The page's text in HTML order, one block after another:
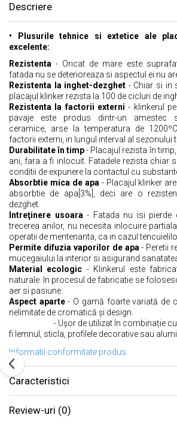
Descriere
• Plusurile tehnice si extetice ale
excelente:
Rezistenta - Oricat de mare este
fatada nu se deterioreaza si aspectul ei nu
Rezistenta la inghet-dezghet - Chiar si in
placajul klinker rezista la 100 de cicluri de
Rezistenta la factorii externi - klinkerul
pavaje este produs dintr-un amestec
ceramice, arse la temperatura de
factorii externi, in lungul interval al sezonului
Durabilitate în timp- Placajul rezista în
ani, fara a fi inlocuit. Fatadele rezista chiar
conditii de expunere la contactul cu
Absorbtie mica de apa - Placajul klinker
absorbtie de apa[3%], deci are o
dezghet.
Intreţinere usoara - Fatada nu isi pierde
trecerea anilor, nu necesita inlocuire
operatii de mentenanta, ca in cazul
Permite difuzia vaporilor de apa - Peretii
mucegaiului la interior si asigurand
Material ecologic - Klinkerul este
naturale. In procesul de fabricatie se
aer si pasiune.
Aspect aparte- O gamă foarte variată de
nelimitate de cromatică şi design.
- Ușor de utilizat în combinație cu
fi lemnul, sticla, profilele decorative sau
Informatii conformitate produs
Caracteristici
Review-uri (0)